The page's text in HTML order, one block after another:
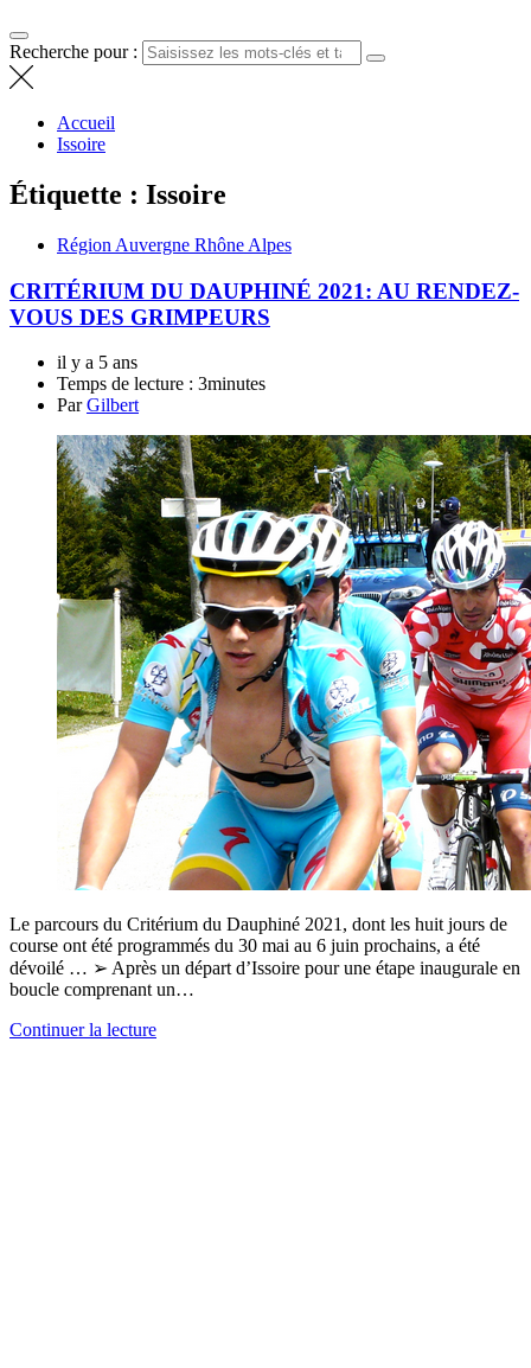
Recherche pour :
Accueil
Issoire
Étiquette : Issoire
Région Auvergne Rhône Alpes
CRITÉRIUM DU DAUPHINÉ 2021: AU RENDEZ-
VOUS DES GRIMPEURS
il y a 5 ans
Temps de lecture : 3minutes
ParGilbert
Le parcours du Critérium du Dauphiné 2021, dont les huit jours de
course ont été programmés du 30 mai au 6 juin prochains, a été
dévoilé … ➢ Après un départ d’Issoire pour une étape inaugurale en
boucle comprenant un…
Continuer la lecture